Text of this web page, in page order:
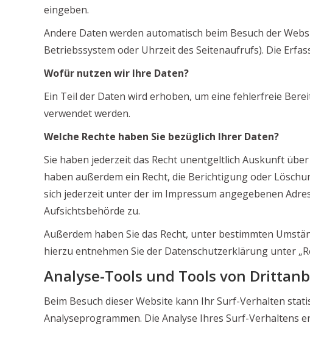
eingeben.
Andere Daten werden automatisch beim Besuch der
Betriebssystem oder Uhrzeit des Seitenaufrufs). Die
Wofür nutzen wir Ihre Daten?
Ein Teil der Daten wird erhoben, um eine fehlerfreie
verwendet werden.
Welche Rechte haben Sie bezüglich Ihrer Daten?
Sie haben jederzeit das Recht unentgeltlich Auskunft
haben außerdem ein Recht, die Berichtigung oder
sich jederzeit unter der im Impressum angegebenen
Aufsichtsbehörde zu.
Außerdem haben Sie das Recht, unter bestimmten
hierzu entnehmen Sie der Datenschutzerklärung unter
Analyse-Tools und Tools von
Beim Besuch dieser Website kann Ihr Surf-Verhalten
Analyseprogrammen. Die Analyse Ihres Surf-Verhaltens